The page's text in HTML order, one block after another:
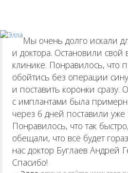
Мы очень долго искали
и доктора. Остановили свой
клинике. Понравилось, что
обойтись без операции
и поставить коронки сразу.
с имплантами была
через 6 дней поставили уже
Понравилось, что так
обещали, что всё будет
нас доктор Буглаев Андрей
Спасибо!